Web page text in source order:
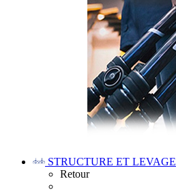
STRUCTURE ET LEVAGE
Retour